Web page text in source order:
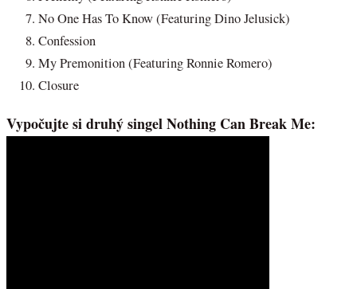
No One Has To Know (Featuring Dino Jelusick)
Confession
My Premonition (Featuring Ronnie Romero)
Closure
Vypočujte si druhý singel Nothing Can Break Me: